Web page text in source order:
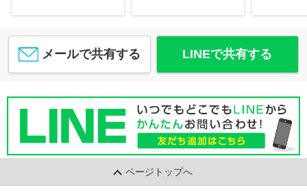
メールで共有する LINEで共有する
ページトップへ